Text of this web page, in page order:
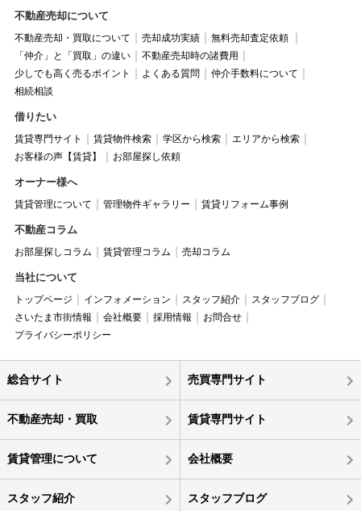
不動産売却について
不動産売却・買取について 売却成功実績
無料売却査定依頼
「仲介」と「買取」の違い
不動産売却時の諸費用
少しでも高く売るポイント
よくある質問
仲介手数料について
相続相談
借りたい
賃貸専門サイト 賃貸物件検索 学区から検索
エリアから検索
お客様の声【賃貸】
お部屋探し依頼
オーナー様へ
賃貸管理について 管理物件ギャラリー 賃貸リフォーム事例
不動産コラム
お部屋探しコラム 賃貸管理コラム 売却コラム
当社について
トップページ インフォメーション スタッフ紹介
スタッフブログ
さいたま市街情報
会社概要 採用情報
お問合せ
プライバシーポリシー
総合サイト 売買専門サイト
不動産売却・買取 賃貸専門サイト
賃貸管理について 会社概要
スタッフ紹介 スタッフブログ